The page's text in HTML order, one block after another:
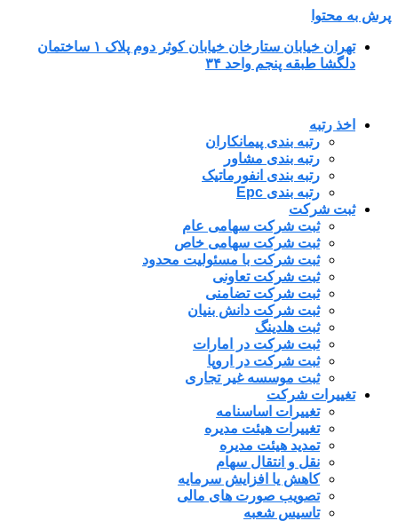
پرش به محتوا
تهران خیابان ستارخان خیابان کوثر دوم پلاک ۱ ساختمان
دلگشا طبقه پنجم واحد ۳۴
اخذ رتبه
رتبه بندی پیمانکاران
رتبه بندی مشاور
رتبه بندی انفورماتیک
رتبه بندی Epc
ثبت شرکت
ثبت شرکت سهامی عام
ثبت شرکت سهامی خاص
ثبت شرکت با مسئولیت محدود
ثبت شرکت تعاونی
ثبت شرکت تضامنی
ثبت شرکت دانش بنیان
ثبت هلدینگ
ثبت شرکت در امارات
ثبت شرکت در اروپا
ثبت موسسه غیر تجاری
تغییرات شرکت
تغییرات اساسنامه
تغییرات هیئت مدیره
تمدید هیئت مدیره
نقل و انتقال سهام
کاهش یا افزایش سرمایه
تصویب صورت های مالی
تاسیس شعبه